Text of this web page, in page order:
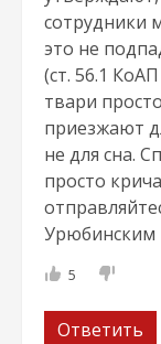
сотрудники
это не
(ст. 56.1
твари
приезжают
не для сна.
просто
Урюбинским
5
Ответить